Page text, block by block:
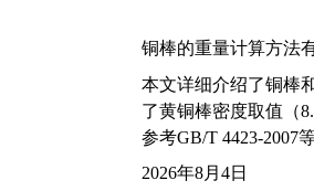
铜棒的重量计算方法
本文详细介绍了铜棒
了黄铜棒密度取值（
参考GB/T 4423-2007
2026年8月4日